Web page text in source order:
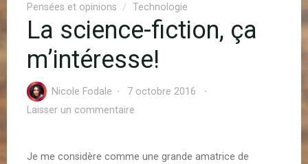
Pensées et opinions / Technologie
La science-fiction, ça
m’intéresse!
Nicole Fodale
7 octobre 2016
Laisser un commentaire
Je me considère comme une grande amatrice de